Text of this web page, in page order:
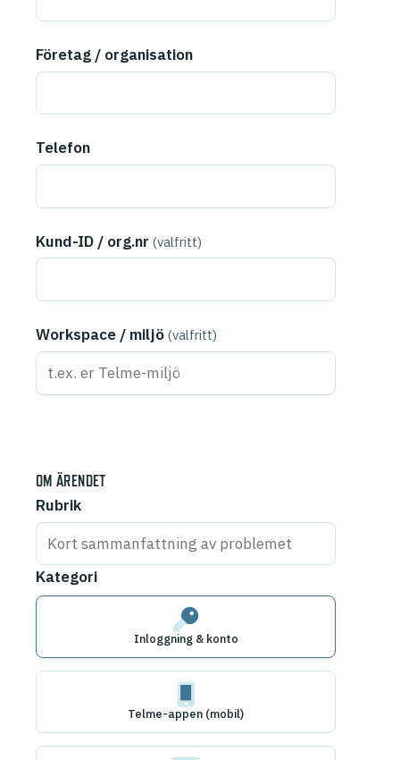
Företag / organisation
Telefon
Kund-ID / org.nr (valfritt)
Workspace / miljö (valfritt)
OM ÄRENDET
Rubrik
Kategori
Inloggning & konto
Telme-appen (mobil)